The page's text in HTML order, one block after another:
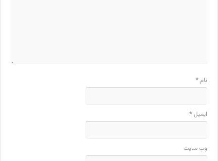
نام*
ایمیل*
وب‌ سایت